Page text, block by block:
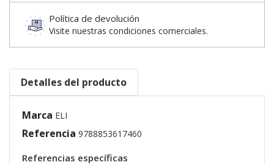
Política de devolución
Visite nuestras condiciones comerciales.
Detalles del producto
Marca ELI
Referencia 9788853617460
Referencias específicas